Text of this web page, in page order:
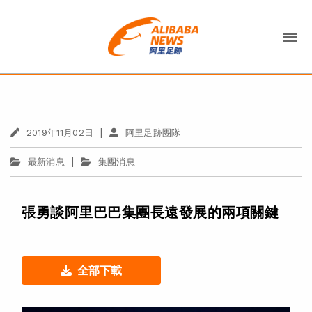
2019年11月02日 | 阿里足跡團隊
最新消息 | 集團消息
張勇談阿里巴巴集團長遠發展的兩項關鍵
全部下載